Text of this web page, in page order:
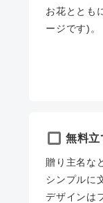
お花ととも
ージです)。
無料立
贈り主名な
シンプルに
デザインは